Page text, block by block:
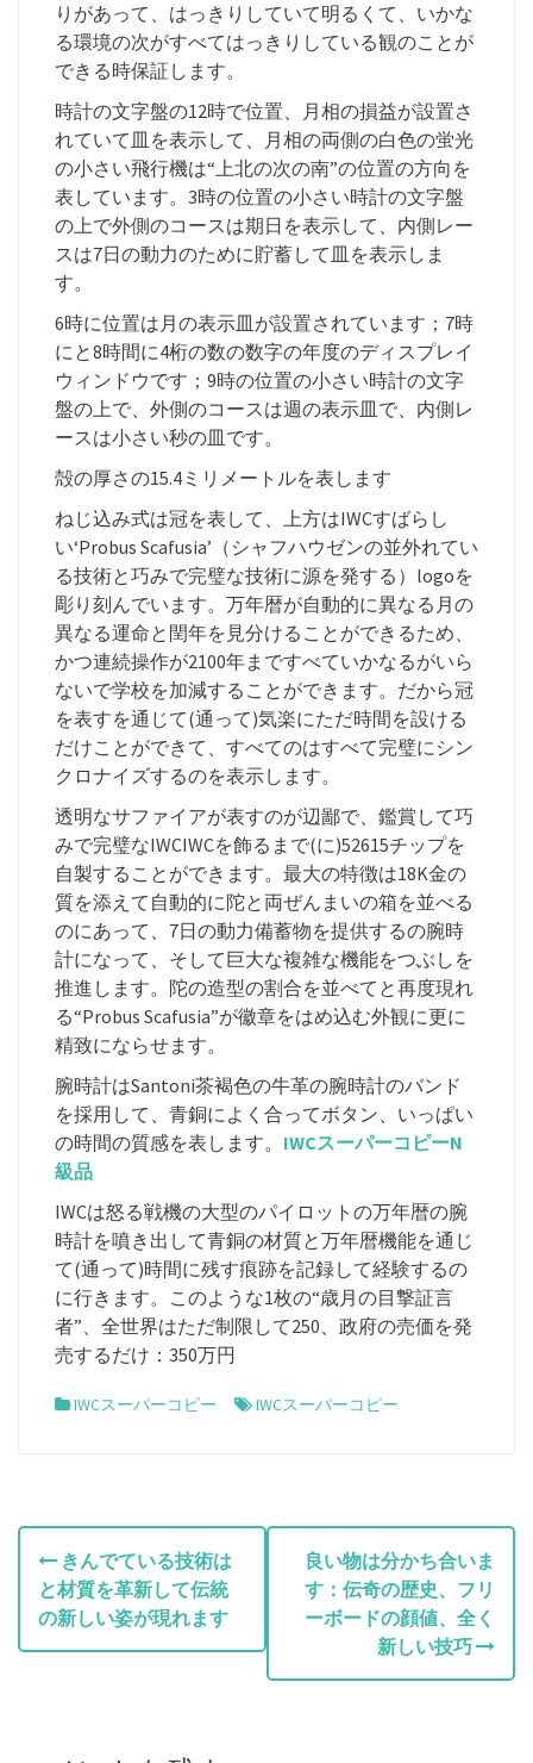
りがあって、はっきりしていて明るくて、いかな
る環境の次がすべてはっきりしている観のことが
できる時保証します。
時計の文字盤の12時で位置、月相の損益が設置さ
れていて皿を表示して、月相の両側の白色の蛍光
の小さい飛行機は“上北の次の南”の位置の方向を
表しています。3時の位置の小さい時計の文字盤
の上で外側のコースは期日を表示して、内側レー
スは7日の動力のために貯蓄して皿を表示しま
す。
6時に位置は月の表示皿が設置されています；7時
にと8時間に4桁の数の数字の年度のディスプレイ
ウィンドウです；9時の位置の小さい時計の文字
盤の上で、外側のコースは週の表示皿で、内側レ
ースは小さい秒の皿です。
殻の厚さの15.4ミリメートルを表します
ねじ込み式は冠を表して、上方はIWCすばらし
い‘Probus Scafusia’（シャフハウゼンの並外れてい
る技術と巧みで完璧な技術に源を発する）logoを
彫り刻んでいます。万年暦が自動的に異なる月の
異なる運命と閏年を見分けることができるため、
かつ連続操作が2100年まですべていかなるがいら
ないで学校を加減することができます。だから冠
を表すを通じて(通って)気楽にただ時間を設ける
だけことができて、すべてのはすべて完璧にシン
クロナイズするのを表示します。
透明なサファイアが表すのが辺鄙で、鑑賞して巧
みで完璧なIWCIWCを飾るまで(に)52615チップを
自製することができます。最大の特徴は18K金の
質を添えて自動的に陀と両ぜんまいの箱を並べる
のにあって、7日の動力備蓄物を提供するの腕時
計になって、そして巨大な複雑な機能をつぶしを
推進します。陀の造型の割合を並べてと再度現れ
る“Probus Scafusia”が徽章をはめ込む外観に更に
精致にならせます。
腕時計はSantoni茶褐色の牛革の腕時計のバンド
を採用して、青銅によく合ってボタン、いっぱい
の時間の質感を表します。 IWCスーパーコピーN
級品
IWCは怒る戦機の大型のパイロットの万年暦の腕
時計を噴き出して青銅の材質と万年暦機能を通じ
て(通って)時間に残す痕跡を記録して経験するの
に行きます。このような1枚の“歳月の目撃証言
者”、全世界はただ制限して250、政府の売価を発
売するだけ：350万円
IWCスーパーコピー IWCスーパーコピー
投
稿
ナ
きんでている技術は
と材質を革新して伝統
の新しい姿が現れます
良い物は分かち合いま
す：伝奇の歴史、フリ
ーボードの顔値、全く
新しい技巧